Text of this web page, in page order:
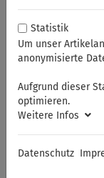
Statistik
Um unser
anonymisierte
Aufgrund dieser
optimieren.
Weitere Infos
Datenschutz